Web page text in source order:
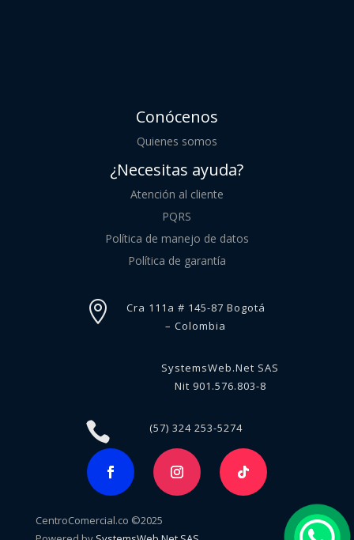
Conócenos
Quienes somos
¿Necesitas ayuda?
Atención al cliente
PQRS
Política de manejo de datos
Política de garantía

Cra 111a # 145-87 Bogotá
– Colombia
SystemsWeb.Net SAS
Nit 901.576.803-8
 (57) 324 253-5274
CentroComercial.co ©2025